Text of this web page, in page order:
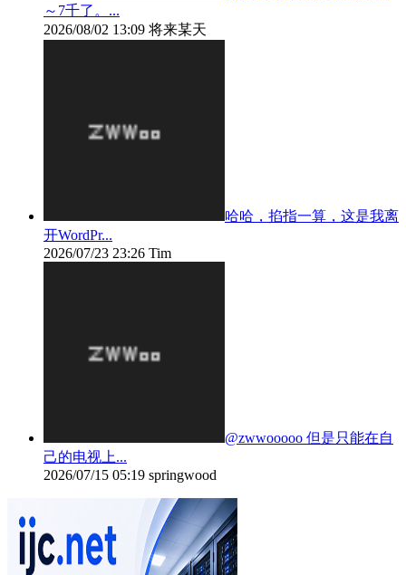
～7千了。...
2026/08/02 13:09 将来某天
哈哈，掐指一算，这是我离
开WordPr...
2026/07/23 23:26 Tim
@zwwooooo 但是只能在自
己的电视上...
2026/07/15 05:19 springwood